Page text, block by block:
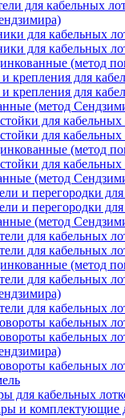
для кабельных
для кабельных
для кабельных
(метод
крепления для
крепления для
(метод
для кабельных
для кабельных
(метод
для кабельных
(метод
и перегородки
и перегородки
(метод
для кабельных
для кабельных
(метод
для кабельных
для кабельных
кабельных
кабельных
кабельных
для кабельных
и комплектующие